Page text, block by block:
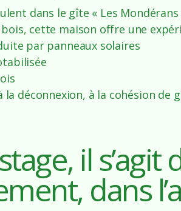
dans le gîte « Les
bois, cette maison offre une
par panneaux solaires
la déconnexion, à la cohésion de
il
dans